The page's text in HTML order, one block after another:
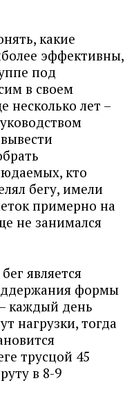
какие
эффективны,
под
в своем
несколько лет –
кто
бегу, имели
примерно на
не занимался
является
формы
каждый день
нагрузки, тогда
трусцой 45
в 8-9